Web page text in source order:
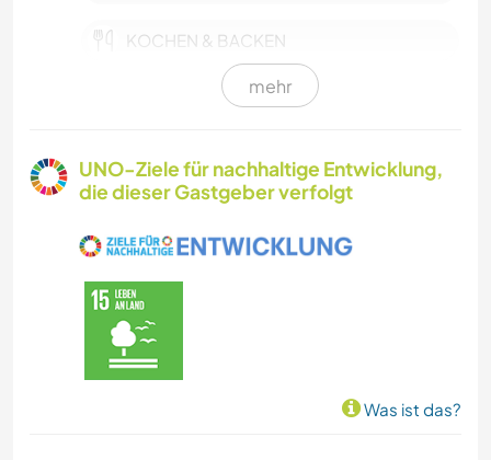
KOCHEN & BACKEN
mehr
UNO-Ziele für nachhaltige Entwicklung,
die dieser Gastgeber verfolgt
Was ist das?